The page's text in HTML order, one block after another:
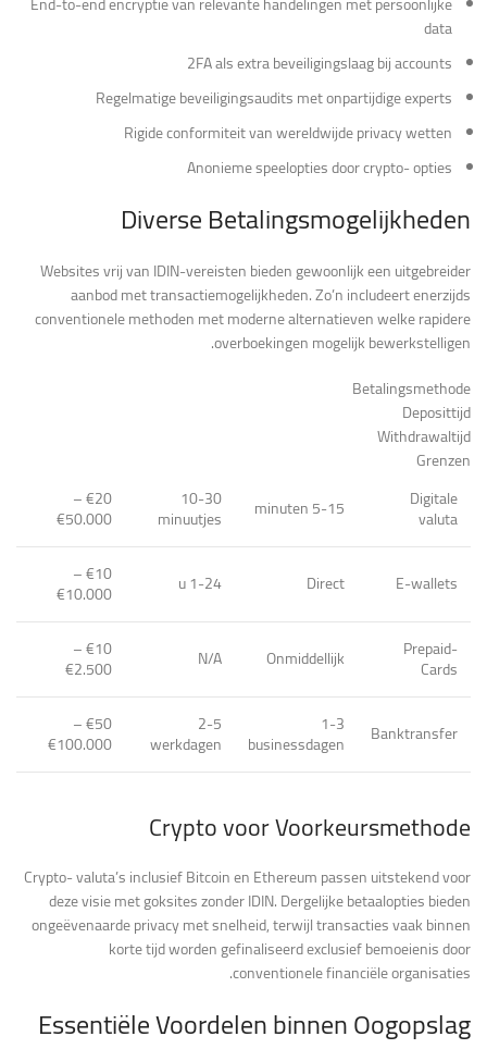
data
2FA als extra beveiligingslaag bij accounts
Regelmatige beveiligingsaudits met onpartijdige experts
Rigide conformiteit van wereldwijde privacy wetten
Anonieme speelopties door crypto- opties
Diverse Betalingsmogelijkheden
Websites vrij van IDIN-vereisten bieden gewoonlijk een uitgebreider
aanbod met transactiemogelijkheden. Zo’n includeert enerzijds
conventionele methoden met moderne alternatieven welke rapidere
overboekingen mogelijk bewerkstelligen.
Betalingsmethode
Deposittijd
Withdrawaltijd
Grenzen
Digitale
valuta
5-15 minuten
10-30
minuutjes
€20 –
€50.000
E-wallets
Direct
1-24 u
€10 –
€10.000
Prepaid-
Cards
Onmiddellijk
N/A
€10 –
€2.500
Banktransfer
1-3
businessdagen
2-5
werkdagen
€50 –
€100.000
Crypto voor Voorkeursmethode
Crypto- valuta’s inclusief Bitcoin en Ethereum passen uitstekend voor
deze visie met goksites zonder IDIN. Dergelijke betaalopties bieden
ongeëvenaarde privacy met snelheid, terwijl transacties vaak binnen
korte tijd worden gefinaliseerd exclusief bemoeienis door
conventionele financiële organisaties.
Essentiële Voordelen binnen Oogopslag